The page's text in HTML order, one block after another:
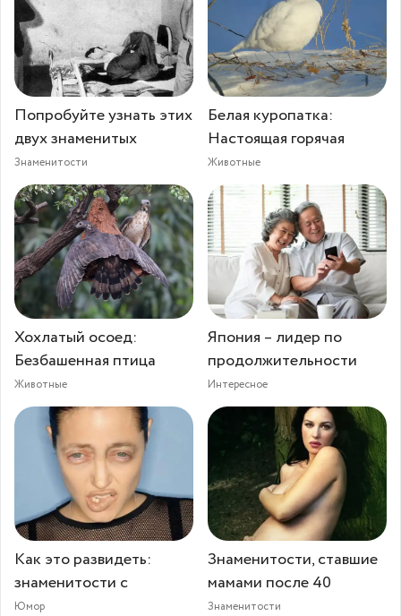
Попробуйте узнать этих
двух знаменитых
Знаменитости
Белая куропатка:
Настоящая горячая
Животные
Хохлатый осоед:
Безбашенная птица
Животные
Япония – лидер по
продолжительности
Интересное
Как это развидеть:
знаменитости с
Юмор
Знаменитости, ставшие
мамами после 40
Знаменитости